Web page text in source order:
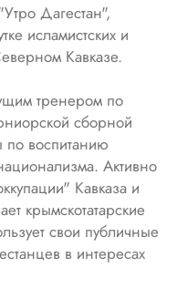
Дагестан",
исламистских и
Кавказе.
тренером по
сборной
по воспитанию
Активно
Кавказа и
крымскотатарские
свои публичные
в интересах